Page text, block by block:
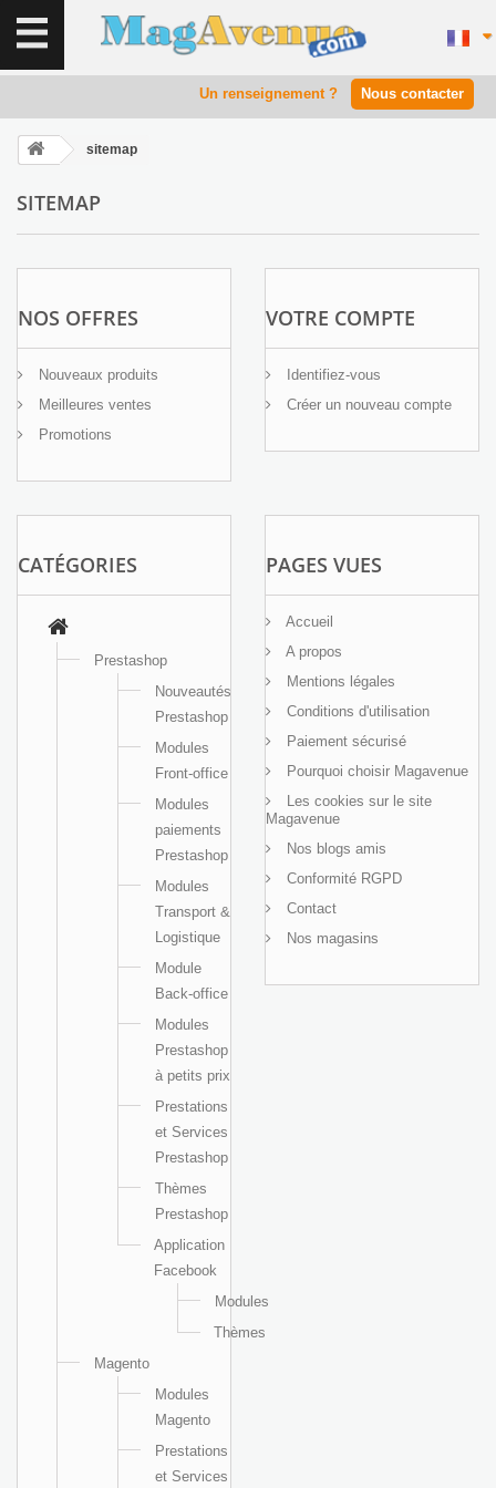
Un renseignement ? Nous contacter
sitemap
SITEMAP
NOS OFFRES
Nouveaux produits
Meilleures ventes
Promotions
VOTRE COMPTE
Identifiez-vous
Créer un nouveau compte
CATÉGORIES
Prestashop
Nouveautés
Prestashop
Modules
Front-office
Modules
paiements
Prestashop
Modules
Transport &
Logistique
Module
Back-office
Modules
Prestashop
à petits prix
Prestations
et Services
Prestashop
Thèmes
Prestashop
Application
Facebook
Modules
Thèmes
Magento
Modules
Magento
Prestations
et Services
PAGES VUES
Accueil
A propos
Mentions légales
Conditions d'utilisation
Paiement sécurisé
Pourquoi choisir Magavenue
Les cookies sur le site
Magavenue
Nos blogs amis
Conformité RGPD
Contact
Nos magasins